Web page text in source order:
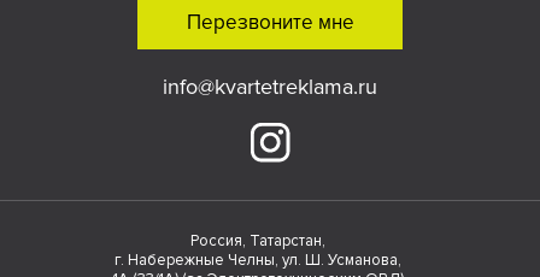
Перезвоните мне
info@kvartetreklama.ru
Россия, Татарстан,
г. Набережные Челны, ул. Ш. Усманова,